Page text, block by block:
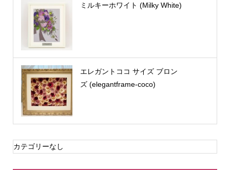
ミルキーホワイト (Milky White)
エレガントココ サイズ ブロン
ズ (elegantframe-coco)
カテゴリーなし